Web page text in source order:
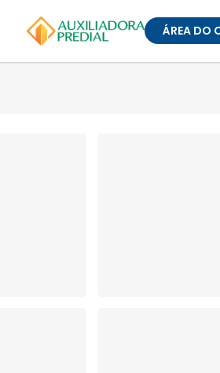
ÁREA DO
BLOG